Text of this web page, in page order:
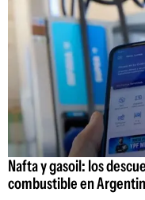
Nafta y gasoil: los
combustible en